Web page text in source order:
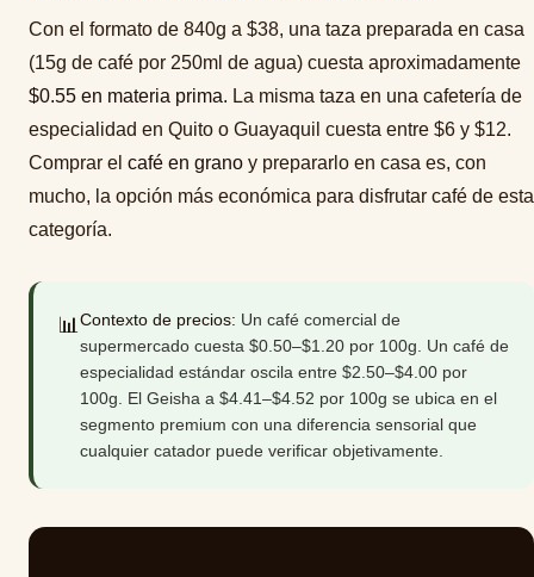
Con el formato de 840g a $38, una taza preparada en casa
(15g de café por 250ml de agua) cuesta aproximadamente
$0.55 en materia prima. La misma taza en una cafetería de
especialidad en Quito o Guayaquil cuesta entre $6 y $12.
Comprar el café en grano y prepararlo en casa es, con
mucho, la opción más económica para disfrutar café de esta
categoría.
📊 Contexto de precios: Un café comercial de
supermercado cuesta $0.50–$1.20 por 100g. Un café de
especialidad estándar oscila entre $2.50–$4.00 por
100g. El Geisha a $4.41–$4.52 por 100g se ubica en el
segmento premium con una diferencia sensorial que
cualquier catador puede verificar objetivamente.